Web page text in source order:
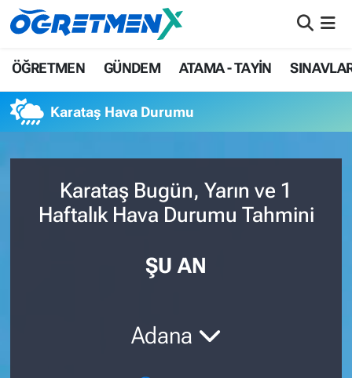
ÖĞRETMEN GÜNDEM ATAMA - TAYİN
Karataş Hava Durumu
Karataş Bugün, Yarın ve 1
Haftalık Hava Durumu Tahmini
ŞU AN
Adana
ÖĞRETMEN
SINAVLAR
HAYATIN İÇİNDEN
UZMAN ÖĞRETMENLİK
İstanbul Nöbetçi Eczaneler
İstanbul Trafik Yoğunluk Haritası
Süper Lig Puan Durumu ve Fikstür